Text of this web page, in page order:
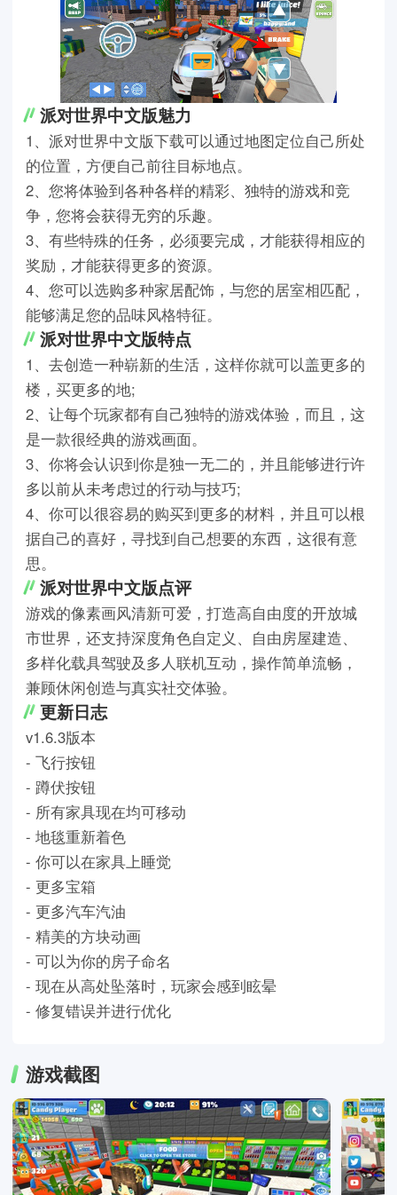
派对世界中文版魅力
1、派对世界中文版下载可以通过地图定位自己所处
的位置，方便自己前往目标地点。
2、您将体验到各种各样的精彩、独特的游戏和竞
争，您将会获得无穷的乐趣。
3、有些特殊的任务，必须要完成，才能获得相应的
奖励，才能获得更多的资源。
4、您可以选购多种家居配饰，与您的居室相匹配，
能够满足您的品味风格特征。
派对世界中文版特点
1、去创造一种崭新的生活，这样你就可以盖更多的
楼，买更多的地;
2、让每个玩家都有自己独特的游戏体验，而且，这
是一款很经典的游戏画面。
3、你将会认识到你是独一无二的，并且能够进行许
多以前从未考虑过的行动与技巧;
4、你可以很容易的购买到更多的材料，并且可以根
据自己的喜好，寻找到自己想要的东西，这很有意
思。
派对世界中文版点评
游戏的像素画风清新可爱，打造高自由度的开放城
市世界，还支持深度角色自定义、自由房屋建造、
多样化载具驾驶及多人联机互动，操作简单流畅，
兼顾休闲创造与真实社交体验。
更新日志
v1.6.3版本
- 飞行按钮
- 蹲伏按钮
- 所有家具现在均可移动
- 地毯重新着色
- 你可以在家具上睡觉
- 更多宝箱
- 更多汽车汽油
- 精美的方块动画
- 可以为你的房子命名
- 现在从高处坠落时，玩家会感到眩晕
- 修复错误并进行优化
游戏截图